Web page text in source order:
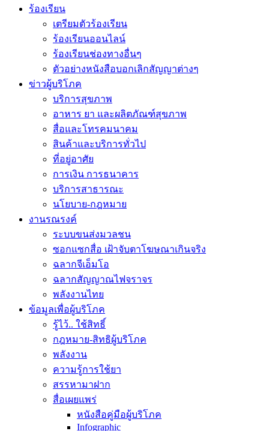
ร้องเรียน
เตรียมตัวร้องเรียน
ร้องเรียนออนไลน์
ร้องเรียนช่องทางอื่นๆ
ตัวอย่างหนังสือบอกเลิกสัญญาต่างๆ
ข่าวผู้บริโภค
บริการสุขภาพ
อาหาร ยา และผลิตภัณฑ์สุขภาพ
สื่อและโทรคมนาคม
สินค้าและบริการทั่วไป
ที่อยู่อาศัย
การเงิน การธนาคาร
บริการสาธารณะ
นโยบาย-กฎหมาย
งานรณรงค์
ระบบขนส่งมวลชน
ซอกแซกสื่อ เฝ้าจับตาโฆษณาเกินจริง
ฉลากจีเอ็มโอ
ฉลากสัญญาณไฟจราจร
พลังงานไทย
ข้อมูลเพื่อผู้บริโภค
รู้ไว้.. ใช้สิทธิ์
กฎหมาย-สิทธิผู้บริโภค
พลังงาน
ความรู้การใช้ยา
สรรหามาฝาก
สื่อเผยแพร่
หนังสือคู่มือผู้บริโภค
Infographic